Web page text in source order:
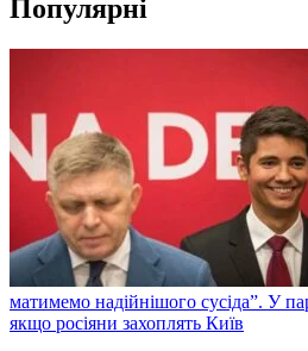
Популярні
матимемо надійнішого сусіда”. У
якщо росіяни захоплять Київ